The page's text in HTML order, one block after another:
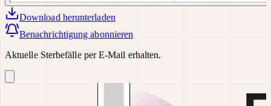
Download herunterladen
Benachrichtigung abonnieren
Aktuelle Sterbefälle per E-Mail erhalten.